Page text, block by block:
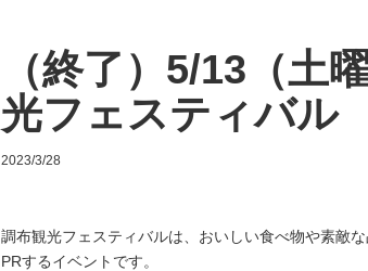
（終了）5/13（土
光フェスティバル
2023/3/28
調布観光フェスティバルは、おいしい食べ物や素敵
PRするイベントです。